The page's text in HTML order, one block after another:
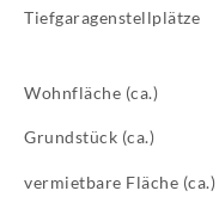
Tiefgaragenstellplätze
Wohnfläche (ca.)
Grundstück (ca.)
vermietbare Fläche (ca.)